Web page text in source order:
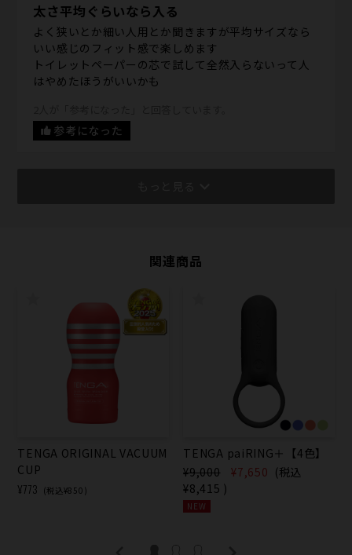
太さ平均ぐらいなら入る
よく狭いとか細い人用とか聞きますが平均サイズなら
いい感じのフィット感で楽しめます
トイレットペーパーの芯で試して全然入らないって人
はやめたほうがいいかも
参考になった
関連商品
TENGA ORIGINAL VACUUM
CUP
¥773 (税込¥850)
TENGA paiRING＋【4色】
¥9,000
¥7,650 (税込
¥8,415 )
NEW